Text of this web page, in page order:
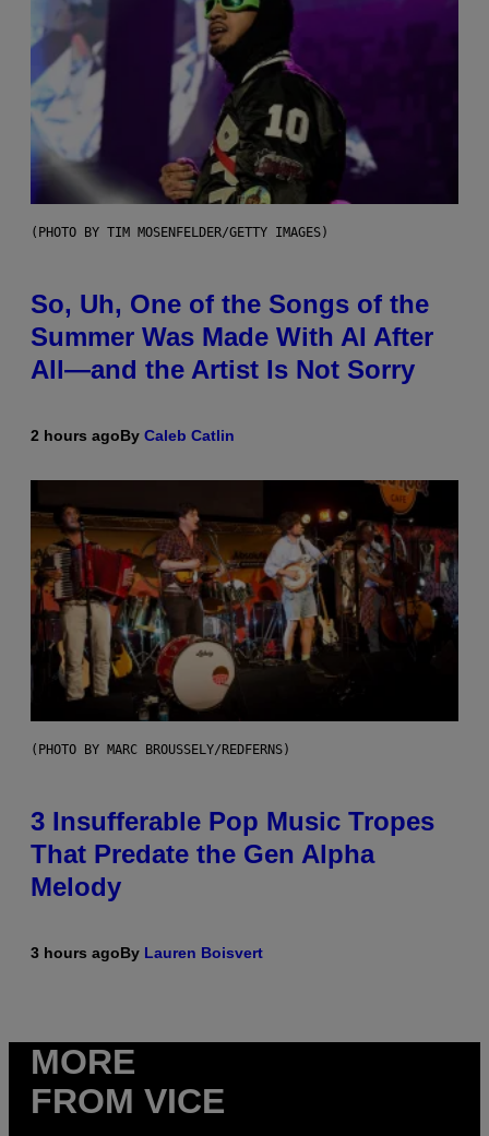
(PHOTO BY TIM MOSENFELDER/GETTY IMAGES)
So, Uh, One of the Songs of the
Summer Was Made With AI After
All—and the Artist Is Not Sorry
2 hours agoBy Caleb Catlin
(PHOTO BY MARC BROUSSELY/REDFERNS)
3 Insufferable Pop Music Tropes
That Predate the Gen Alpha
Melody
3 hours agoBy Lauren Boisvert
MORE
FROM VICE